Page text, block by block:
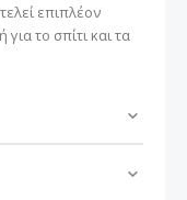
επιπλέον
το σπίτι και τα